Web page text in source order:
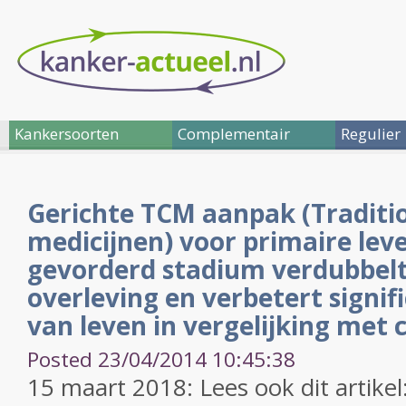
Kankersoorten Complementair Regulier
Gerichte TCM aanpak
medicijnen) voor primaire
gevorderd stadium
overleving en verbetert
van leven in vergelijking met
Posted 23/04/2014 10:45:38
15 maart 2018: Lees ook dit